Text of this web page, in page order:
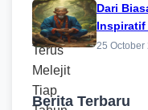
Dari
Inspiratif
25 October
Berita Terbaru